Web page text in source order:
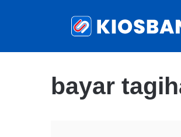
bayar